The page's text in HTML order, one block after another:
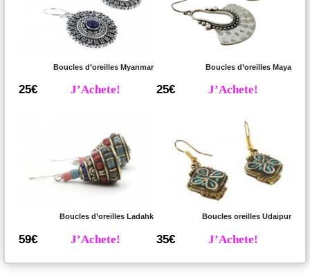
Boucles d’oreilles Myanmar
25€ J’Achete!
Boucles d’oreilles Maya
25€ J’Achete!
Boucles d’oreilles Ladahk
59€ J’Achete!
Boucles oreilles Udaipur
35€ J’Achete!